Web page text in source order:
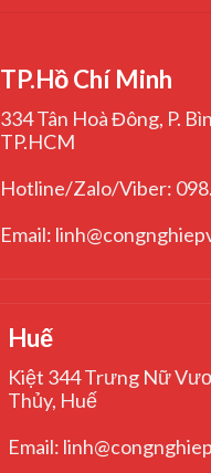
TP.Hồ Chí Minh
334 Tân Hoà Đông, P.
TP.HCM
Hotline/Zalo/Viber:
Email:
Huế
Kiệt 344 Trưng Nữ
Thủy, Huế
Email: